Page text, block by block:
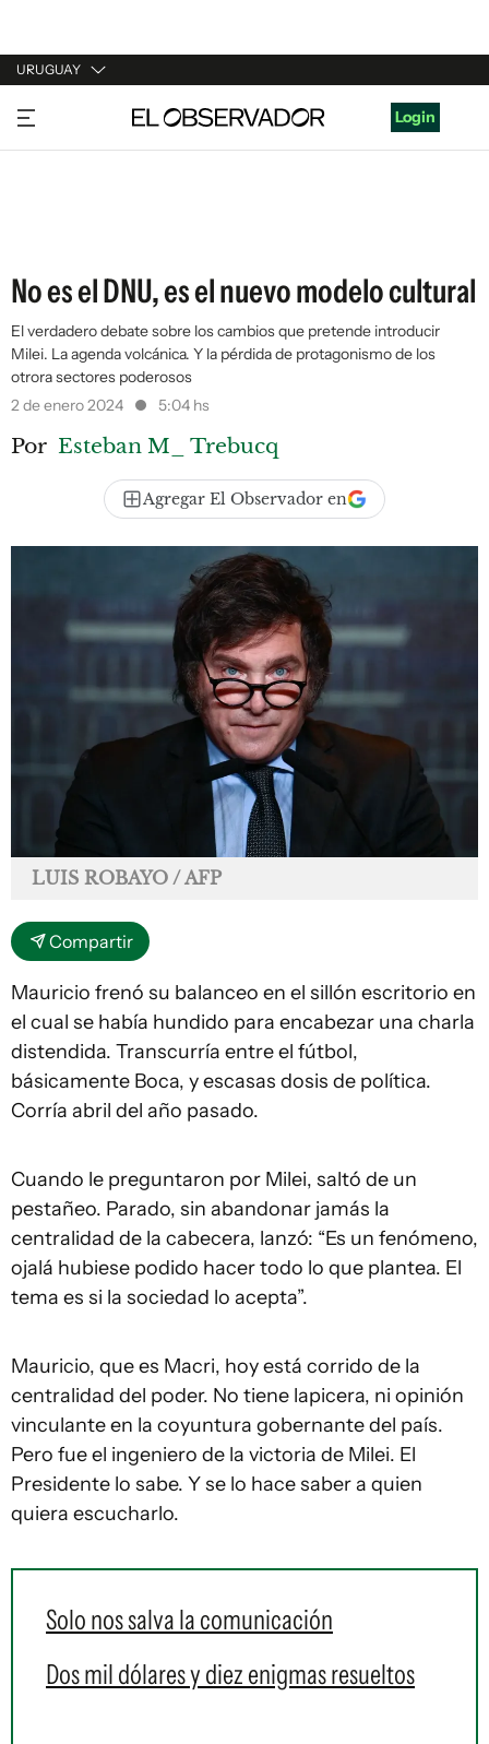
URUGUAY
URUGUAY
ARGENTINA
Login
No es el DNU, es el nuevo modelo cultural
El verdadero debate sobre los cambios que pretende introducir
Milei. La agenda volcánica. Y la pérdida de protagonismo de los
otrora sectores poderosos
2 de enero 2024
5:04 hs
Por Esteban M_ Trebucq
Agregar El Observador en
LUIS ROBAYO / AFP
Compartir
Mauricio frenó su balanceo en el sillón escritorio en
el cual se había hundido para encabezar una charla
distendida. Transcurría entre el fútbol,
básicamente Boca, y escasas dosis de política.
Corría abril del año pasado.
Cuando le preguntaron por Milei, saltó de un
pestañeo. Parado, sin abandonar jamás la
centralidad de la cabecera, lanzó: “Es un fenómeno,
ojalá hubiese podido hacer todo lo que plantea. El
tema es si la sociedad lo acepta”.
Mauricio, que es Macri, hoy está corrido de la
centralidad del poder. No tiene lapicera, ni opinión
vinculante en la coyuntura gobernante del país.
Pero fue el ingeniero de la victoria de Milei. El
Presidente lo sabe. Y se lo hace saber a quien
quiera escucharlo.
Solo nos salva la comunicación
Dos mil dólares y diez enigmas resueltos